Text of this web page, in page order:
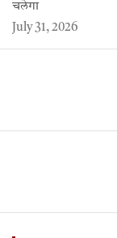
चलेगा
July 31, 2026